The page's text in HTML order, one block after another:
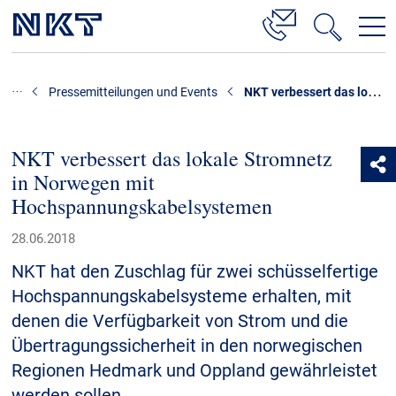
Kabelservice
Mittelspannung
Niederspannung
Kabelgarnituren
Referenzen
Downloads
Presse & Events
NKT verbessert das lokale Stromnetz
in Norwegen mit
Hochspannungskabelsystemen
28.06.2018
NKT hat den Zuschlag für zwei schüsselfertige
Hochspannungskabelsysteme erhalten, mit
denen die Verfügbarkeit von Strom und die
Übertragungssicherheit in den norwegischen
Regionen Hedmark und Oppland gewährleistet
Pressemitteilungen und Events NKT verbessert das lokale Stromnetz in Norwegen mit Hochspannungskabelsystemen